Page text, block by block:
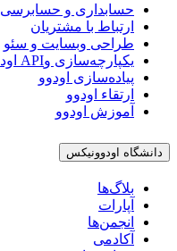
حسابداری و حسابرسی
ارتباط با مشتریان
طراحی وبسایت و سئو
یکپارچه‌سازی وAPI اودوو
پیاده‌سازی اودوو
ارتقاء اودوو
آموزش اودوو
دانشگاه اودوونیکس
بلاگ‌ها
آپارات
انجمن‌ها
آکادمی